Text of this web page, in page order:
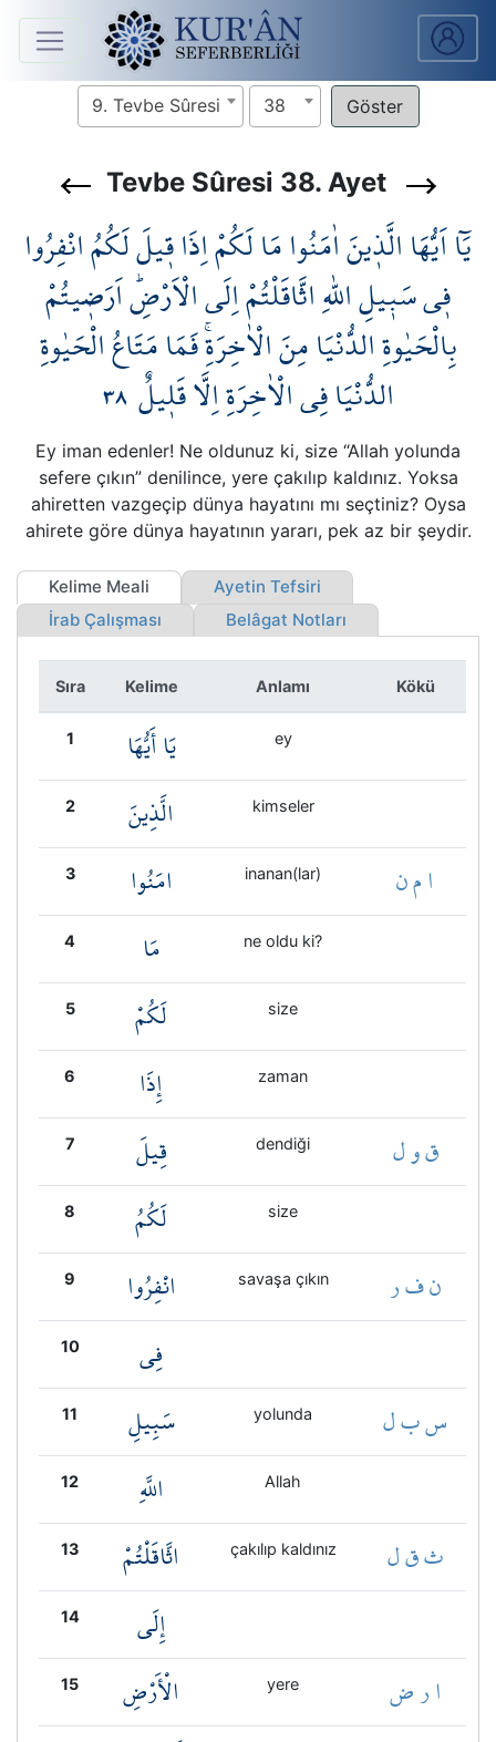
Anasayfa
Ders
V.
Ders
Notları
Seferberliği
Kökler
Üyelik
9. Tevbe Sûresi 38
Tevbe Sûresi 38. Ayet
يَٓا اَيُّهَا الَّذ۪ينَ اٰمَنُوا مَا لَكُمْ اِذَا ق۪يلَ لَكُمُ انْفِرُوا
ف۪ي سَب۪يلِ اللّٰهِ اثَّاقَلْتُمْ اِلَى الْاَرْضِۜ اَرَض۪يتُمْ
بِالْحَيٰوةِ الدُّنْيَا مِنَ الْاٰخِرَةِۚ فَمَا مَتَاعُ الْحَيٰوةِ
الدُّنْيَا فِي الْاٰخِرَةِ اِلَّا قَل۪يلٌ٣٨
Ey iman edenler! Ne oldunuz ki, size “Allah yolunda
sefere çıkın” denilince, yere çakılıp kaldınız. Yoksa
ahiretten vazgeçip dünya hayatını mı seçtiniz? Oysa
ahirete göre dünya hayatının yararı, pek az bir şeydir.
Kelime Meali
Ayetin Tefsiri
İrab Çalışması
Belâgat Notları
Sıra Kelime Anlamı Kökü
1 يَا أَيُّهَا ey
2 الَّذِينَ kimseler
3 امَنُوا inanan(lar) ا م ن
4 مَا ne oldu ki?
5 لَكُمْ size
6 إِذَا zaman
7 قِيلَ dendiği ق و ل
8 لَكُمُ size
9 انْفِرُوا savaşa çıkın ن ف ر
10 فِي
11 سَبِيلِ yolunda س ب ل
12 اللَّهِ Allah
13 اثَّاقَلْتُمْ çakılıp kaldınız ث ق ل
14 إِلَى
15 الْأَرْضِ yere ا ر ض